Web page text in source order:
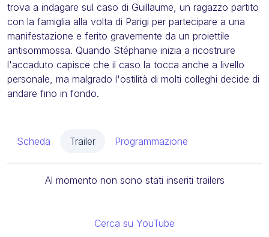
trova a indagare sul caso di Guillaume, un ragazzo partito
con la famiglia alla volta di Parigi per partecipare a una
manifestazione e ferito gravemente da un proiettile
antisommossa. Quando Stéphanie inizia a ricostruire
l'accaduto capisce che il caso la tocca anche a livello
personale, ma malgrado l'ostilità di molti colleghi decide di
andare fino in fondo.
Scheda Trailer Programmazione
Al momento non sono stati inseriti trailers
Cerca su YouTube